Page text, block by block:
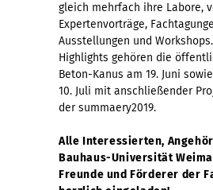
gleich mehrfach ihre Labore,
Expertenvorträge,
Ausstellungen und
Highlights gehören die
Beton-Kanus am 19. Juni
10. Juli mit anschließender
der summaery2019.
Alle Interessierten,
Bauhaus-Universität
Freunde und Förderer der